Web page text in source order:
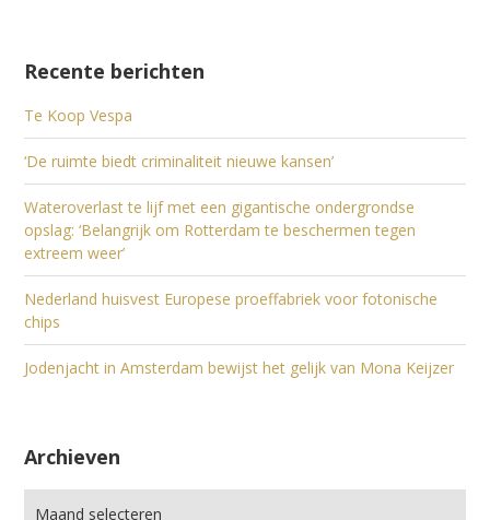
Recente berichten
Te Koop Vespa
‘De ruimte biedt criminaliteit nieuwe kansen’
Wateroverlast te lijf met een gigantische ondergrondse
opslag: ‘Belangrijk om Rotterdam te beschermen tegen
extreem weer’
Nederland huisvest Europese proeffabriek voor fotonische
chips
Jodenjacht in Amsterdam bewijst het gelijk van Mona Keijzer
Archieven